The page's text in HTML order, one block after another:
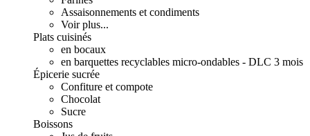
Assaisonnements et condiments
Voir plus...
Plats cuisinés
en bocaux
en barquettes recyclables micro-ondables - DLC 3 mois
Épicerie sucrée
Confiture et compote
Chocolat
Sucre
Boissons